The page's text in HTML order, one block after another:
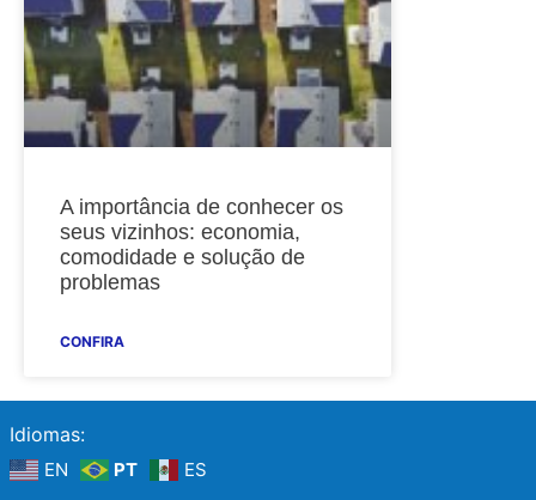
A importância de conhecer os
seus vizinhos: economia,
comodidade e solução de
problemas
CONFIRA
Idiomas:
EN PT ES